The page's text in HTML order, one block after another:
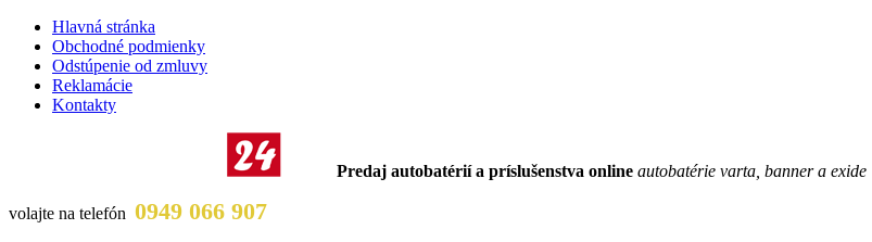
Hlavná stránka
Obchodné podmienky
Odstúpenie od zmluvy
Reklamácie
Kontakty
Predaj autobatérií a príslušenstva online autobatérie varta, banner a exide
volajte na telefón 0949 066 907